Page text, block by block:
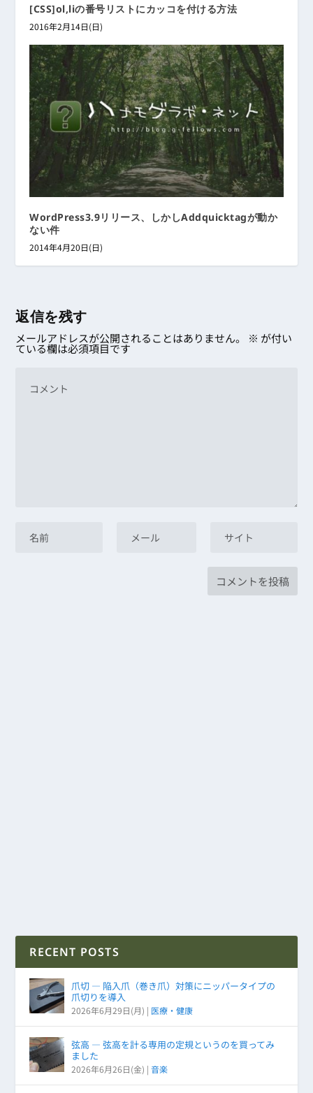
[CSS]ol,liの番号リストにカッコを付ける方法
2016年2月14日(日)
WordPress3.9リリース、しかしAddquicktagが動か
ない件
2014年4月20日(日)
返信を残す
メールアドレスが公開されることはありません。 ※ が付い
ている欄は必須項目です
RECENT POSTS
爪切 ― 陥入爪（巻き爪）対策にニッパータイプの
爪切りを導入
2026年6月29日(月) | 医療・健康
弦高 ― 弦高を計る専用の定規というのを買ってみ
ました
2026年6月26日(金) |音楽